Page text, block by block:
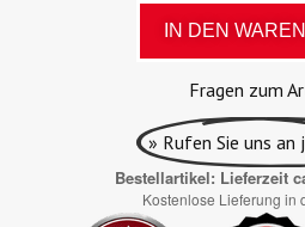
IN DEN
Fragen zum
» Rufen Sie uns
Bestellartikel: Lieferzeit
Kostenlose Lieferung in